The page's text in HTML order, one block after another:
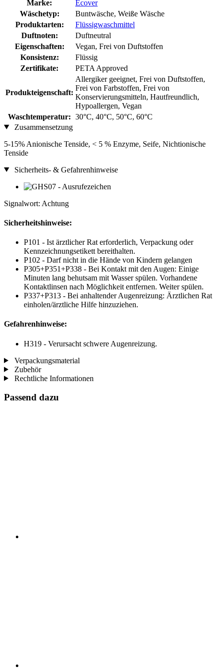
Marke:
Ecover
Wäschetyp:
Buntwäsche, Weiße Wäsche
Produktarten:
Flüssigwaschmittel
Duftnoten:
Duftneutral
Eigenschaften:
Vegan, Frei von Duftstoffen
Konsistenz:
Flüssig
Zertifikate:
PETA Approved
Produkteigenschaft:
Allergiker geeignet, Frei von Duftstoffen,
Frei von Farbstoffen, Frei von
Konservierungsmitteln, Hautfreundlich,
Hypoallergen, Vegan
Waschtemperatur: 30°C, 40°C, 50°C, 60°C
Zusammensetzung
5-15% Anionische Tenside, < 5 % Enzyme, Seife, Nichtionische
Tenside
Sicherheits- & Gefahrenhinweise
Signalwort: Achtung
Sicherheitshinweise:
P101 - Ist ärztlicher Rat erforderlich, Verpackung oder
Kennzeichnungsetikett bereithalten.
P102 - Darf nicht in die Hände von Kindern gelangen
P305+P351+P338 - Bei Kontakt mit den Augen: Einige
Minuten lang behutsam mit Wasser spülen. Vorhandene
Kontaktlinsen nach Möglichkeit entfernen. Weiter spülen.
P337+P313 - Bei anhaltender Augenreizung: Ärztlichen Rat
einholen/ärztliche Hilfe hinzuziehen.
Gefahrenhinweise:
H319 - Verursacht schwere Augenreizung.
Verpackungsmaterial
Zubehör
Rechtliche Informationen
Passend dazu